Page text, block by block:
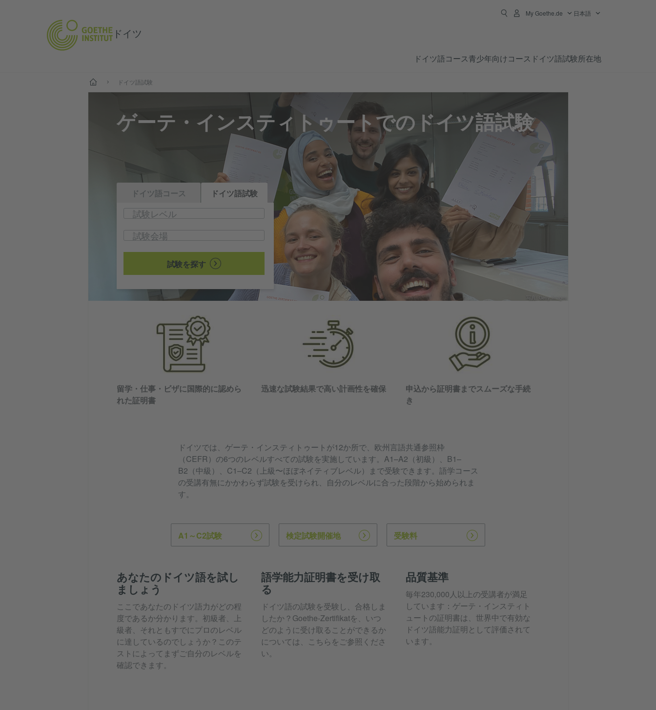
ドイツ
My Goethe.de 日本語
ドイツ語コース青少年向けコース ドイツ語試験所在地
-- ドイツ語試験
ゲーテ・インスティトゥートでのドイツ語試験
ドイツ語コース ドイツ語試験
試験を探す
写真: Getty Images
留学・仕事・ビザに国際的に認めら
れた証明書
迅速な試験結果で高い計画性を確保
申込から証明書までスムーズな手続
き
ドイツでは、ゲーテ・インスティトゥートが12か所で、欧州言語共通参照枠
（CEFR）の6つのレベルすべての試験を実施しています。A1–A2（初級）、B1–
B2（中級）、C1–C2（上級〜ほぼネイティブレベル）まで受験できます。語学コース
の受講有無にかかわらず試験を受けられ、自分のレベルに合った段階から始められま
す。
A1～C2試験 検定試験開催地 受験料
あなたのドイツ語を試し
ましょう
ここであなたのドイツ語力がどの程
度であるか分かります。初級者、上
級者、それともすでにプロのレベル
に達しているのでしょうか？このテ
ストによってまずご自分のレベルを
確認できます。
語学能力証明書を受け取
る
ドイツ語の試験を受験し、合格しま
したか？Goethe-Zertifikatを、いつ
どのように受け取ることができるか
については、こちらをご参照くださ
い。
品質基準
毎年230,000人以上の受講者が満足
しています：ゲーテ・インスティト
ュートの証明書は、世界中で有効な
ドイツ語能力証明として評価されて
います。